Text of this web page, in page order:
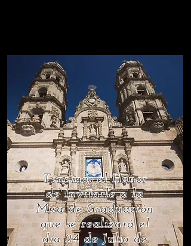
Tenemos el Honor
de Invitarle a la
Misa de Graduación
que se realizará el
día 24 de Julio de